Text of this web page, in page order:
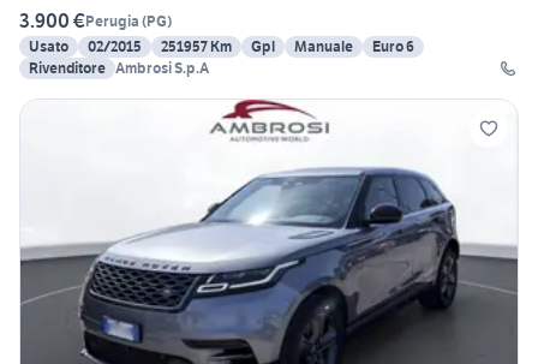
3.900 €Perugia (PG)
Usato
02/2015 251957 Km Gpl Manuale
Euro 6
Rivenditore Ambrosi S.p.A